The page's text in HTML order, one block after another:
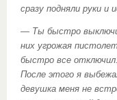
сразу подняли руки и
— Ты быстро выключи
них угрожая
быстро все
После этого я
девушка меня не